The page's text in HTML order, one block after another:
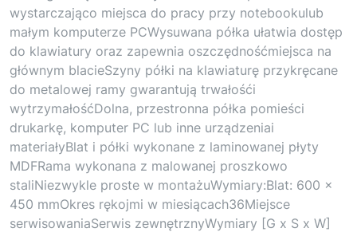
wystarczająco miejsca do pracy przy notebookulub
małym komputerze PCWysuwana półka ułatwia dostęp
do klawiatury oraz zapewnia oszczędnośćmiejsca na
głównym blacieSzyny półki na klawiaturę przykręcane
do metalowej ramy gwarantują trwałośći
wytrzymałośćDolna, przestronna półka pomieści
drukarkę, komputer PC lub inne urządzeniai
materiałyBlat i półki wykonane z laminowanej płyty
MDFRama wykonana z malowanej proszkowo
staliNiezwykle proste w montażuWymiary:Blat: 600 x
450 mmOkres rękojmi w miesiącach36Miejsce
serwisowaniaSerwis zewnętrznyWymiary [G x S x W]